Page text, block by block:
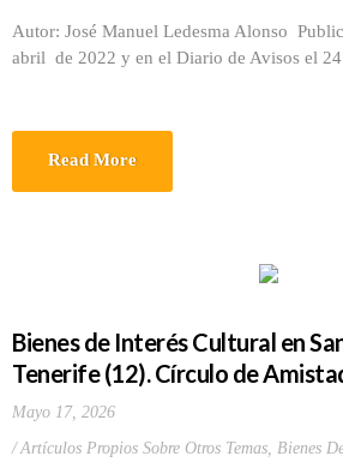
Autor: José Manuel Ledesma Alonso
abril de 2022 y en el Diario de Avisos el
Read More
Bienes de Interés Cultural en
Tenerife (12). Círculo de
Mayo 17, 2026
Artículos Propios Sobre Otros Temas, Bienes